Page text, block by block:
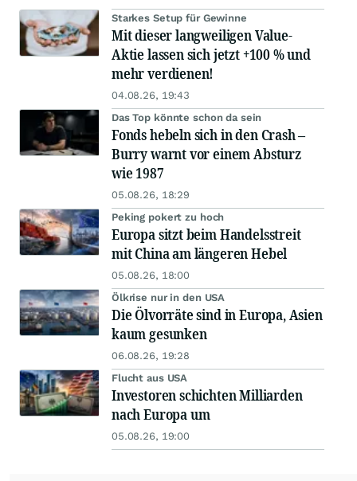
Starkes Setup für Gewinne
Mit dieser langweiligen Value-
Aktie lassen sich jetzt +100 % und
mehr verdienen!
04.08.26, 19:43
Das Top könnte schon da sein
Fonds hebeln sich in den Crash –
Burry warnt vor einem Absturz
wie 1987
05.08.26, 18:29
Peking pokert zu hoch
Europa sitzt beim Handelsstreit
mit China am längeren Hebel
05.08.26, 18:00
Ölkrise nur in den USA
Die Ölvorräte sind in Europa, Asien
kaum gesunken
06.08.26, 19:28
Flucht aus USA
Investoren schichten Milliarden
nach Europa um
05.08.26, 19:00